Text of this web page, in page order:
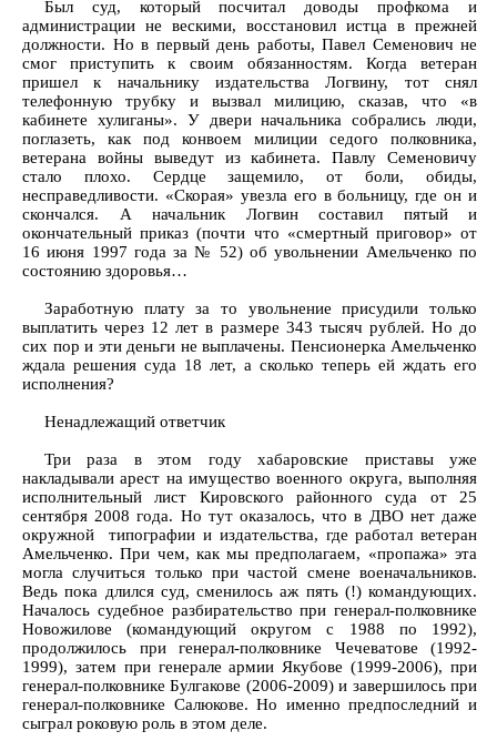
Был суд, который посчитал доводы профкома и
администрации не вескими, восстановил истца в прежней
должности. Но в первый день работы, Павел Семенович не
смог приступить к своим обязанностям. Когда ветеран
пришел к начальнику издательства Логвину, тот снял
телефонную трубку и вызвал милицию, сказав, что «в
кабинете хулиганы». У двери начальника собрались люди,
поглазеть, как под конвоем милиции седого полковника,
ветерана войны выведут из кабинета. Павлу Семеновичу
стало плохо. Сердце защемило, от боли, обиды,
несправедливости. «Скорая» увезла его в больницу, где он и
скончался. А начальник Логвин составил пятый и
окончательный приказ (почти что «смертный приговор» от
16 июня 1997 года за № 52) об увольнении Амельченко по
состоянию здоровья…
Заработную плату за то увольнение присудили только
выплатить через 12 лет в размере 343 тысяч рублей. Но до
сих пор и эти деньги не выплачены. Пенсионерка Амельченко
ждала решения суда 18 лет, а сколько теперь ей ждать его
исполнения?
Ненадлежащий ответчик
Три раза в этом году хабаровские приставы уже
накладывали арест на имущество военного округа, выполняя
исполнительный лист Кировского районного суда от 25
сентября 2008 года. Но тут оказалось, что в ДВО нет даже
окружной типографии и издательства, где работал ветеран
Амельченко. При чем, как мы предполагаем, «пропажа» эта
могла случиться только при частой смене военачальников.
Ведь пока длился суд, сменилось аж пять (!) командующих.
Началось судебное разбирательство при генерал-полковнике
Новожилове (командующий округом с 1988 по 1992),
продолжилось при генерал-полковнике Чечеватове (1992-
1999), затем при генерале армии Якубове (1999-2006), при
генерал-полковнике Булгакове (2006-2009) и завершилось при
генерал-полковнике Салюкове. Но именно предпоследний и
сыграл роковую роль в этом деле.